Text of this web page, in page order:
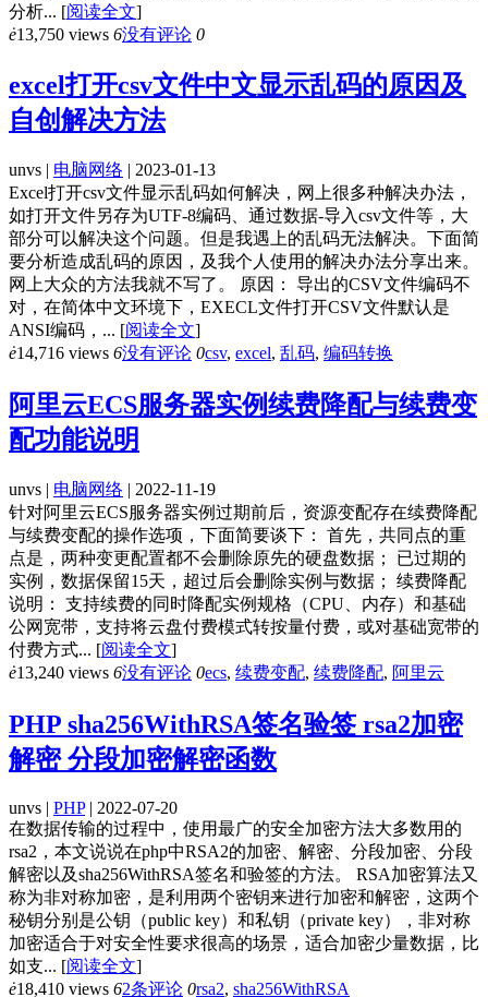
分析... [阅读全文]
ė13,750 views 6没有评论 0
excel打开csv文件中文显示乱码的原因及
自创解决方法
unvs | 电脑网络 | 2023-01-13
Excel打开csv文件显示乱码如何解决，网上很多种解决办法，
如打开文件另存为UTF-8编码、通过数据-导入csv文件等，大
部分可以解决这个问题。但是我遇上的乱码无法解决。下面简
要分析造成乱码的原因，及我个人使用的解决办法分享出来。
网上大众的方法我就不写了。 原因： 导出的CSV文件编码不
对，在简体中文环境下，EXECL文件打开CSV文件默认是
ANSI编码，... [阅读全文]
ė14,716 views 6没有评论 0csv, excel, 乱码, 编码转换
阿里云ECS服务器实例续费降配与续费变
配功能说明
unvs | 电脑网络 | 2022-11-19
针对阿里云ECS服务器实例过期前后，资源变配存在续费降配
与续费变配的操作选项，下面简要谈下： 首先，共同点的重
点是，两种变更配置都不会删除原先的硬盘数据； 已过期的
实例，数据保留15天，超过后会删除实例与数据； 续费降配
说明： 支持续费的同时降配实例规格（CPU、内存）和基础
公网宽带，支持将云盘付费模式转按量付费，或对基础宽带的
付费方式... [阅读全文]
ė13,240 views 6没有评论 0ecs, 续费变配, 续费降配, 阿里云
PHP sha256WithRSA签名验签 rsa2加密
解密 分段加密解密函数
unvs | PHP| 2022-07-20
在数据传输的过程中，使用最广的安全加密方法大多数用的
rsa2，本文说说在php中RSA2的加密、解密、分段加密、分段
解密以及sha256WithRSA签名和验签的方法。 RSA加密算法又
称为非对称加密，是利用两个密钥来进行加密和解密，这两个
秘钥分别是公钥（public key）和私钥（private key），非对称
加密适合于对安全性要求很高的场景，适合加密少量数据，比
如支... [阅读全文]
ė18,410 views 62条评论 0rsa2, sha256WithRSA